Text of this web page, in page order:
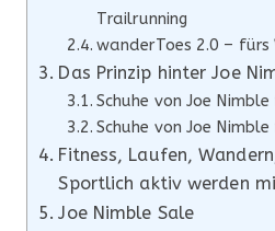
Trailrunning
wanderToes 2.0 – fürs
Das Prinzip hinter Joe
Schuhe von Joe
Schuhe von Joe
Fitness, Laufen,
Sportlich aktiv werden
Joe Nimble Sale